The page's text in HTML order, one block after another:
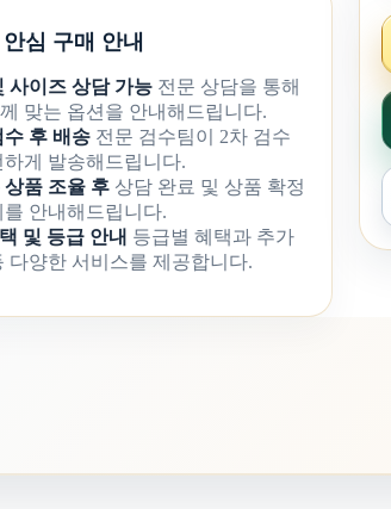
심 구매 안내
사이즈 상담 가능 전문 상담을 통해
맞는 옵션을 안내해드립니다.
수 후 배송 전문 검수팀이 2차 검수
하게 발송해드립니다.
상품 조율 후 상담 완료 및 상품 확정
를 안내해드립니다.
및 등급 안내 등급별 혜택과 추가
다양한 서비스를 제공합니다.